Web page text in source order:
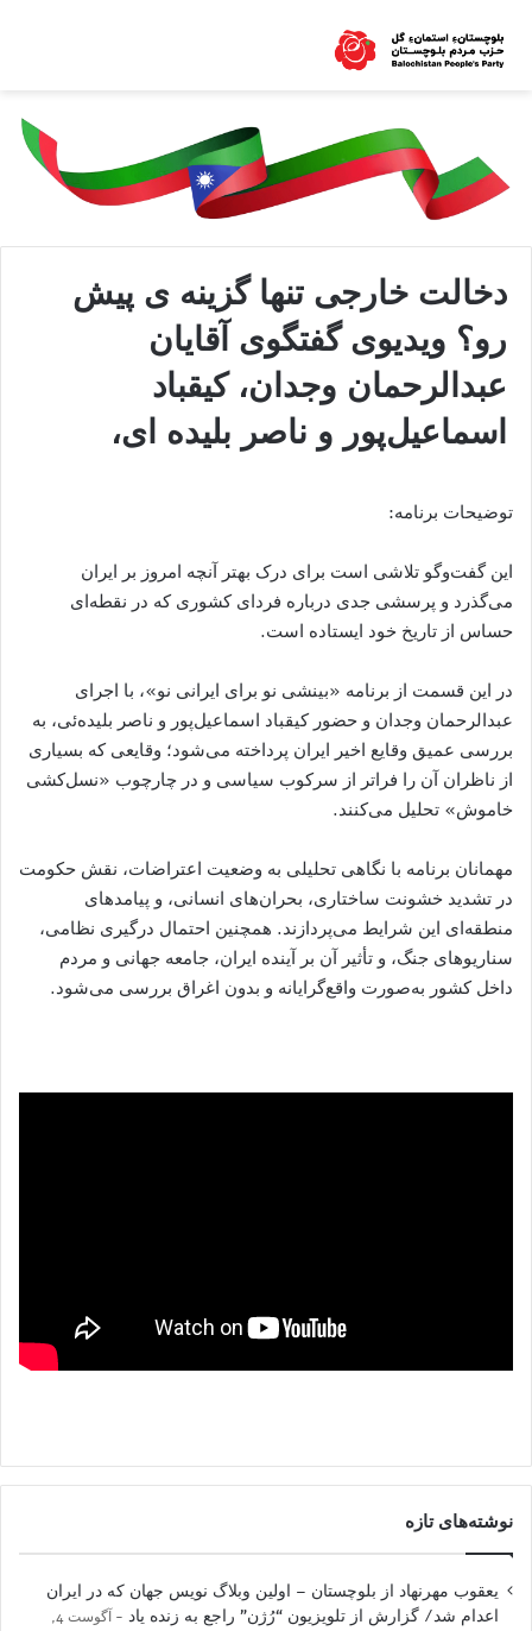
دخالت خارجی تنها گزینه ی پیش
رو؟ ویدیوی گفتگوی آقایان
عبدالرحمان وجدان، کیقباد
اسماعیل‌پور و ناصر بلیده‌ ای،
توضیحات برنامه:
این گفت‌وگو تلاشی است برای درک بهتر آنچه امروز بر ایران
می‌گذرد و پرسشی جدی درباره فردای کشوری که در نقطه‌ای
حساس از تاریخ خود ایستاده است.
در این قسمت از برنامه «بینشی نو برای ایرانی نو»، با اجرای
عبدالرحمان وجدان و حضور کیقباد اسماعیل‌پور و ناصر بلیده‌ئی، به
بررسی عمیق وقایع اخیر ایران پرداخته می‌شود؛ وقایعی که بسیاری
از ناظران آن را فراتر از سرکوب سیاسی و در چارچوب «نسل‌کشی
خاموش» تحلیل می‌کنند.
مهمانان برنامه با نگاهی تحلیلی به وضعیت اعتراضات، نقش حکومت
در تشدید خشونت ساختاری، بحران‌های انسانی، و پیامدهای
منطقه‌ای این شرایط می‌پردازند. همچنین احتمال درگیری نظامی،
سناریوهای جنگ، و تأثیر آن بر آینده ایران، جامعه جهانی و مردم
داخل کشور به‌صورت واقع‌گرایانه و بدون اغراق بررسی می‌شود.
نوشته‌های تازه
یعقوب مهرنهاد از بلوچستان – اولین وبلاگ نویس جهان که در ایران
اعدام شد/ گزارش از تلویزیون “رُژن” راجع به زنده یاد
آگوست 4,